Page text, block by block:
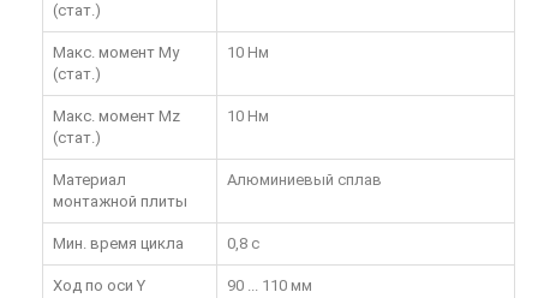
(стат.)
Макс. момент My
(стат.)
10 Нм
Макс. момент Mz
(стат.)
10 Нм
Материал
монтажной плиты
Алюминиевый сплав
Мин. время цикла 0,8 с
Ход по оси Y 90 ... 110 мм